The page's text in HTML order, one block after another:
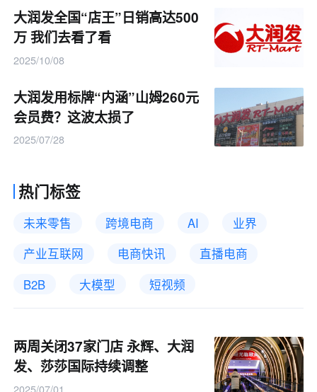
大润发全国“店王”日销高达500
万 我们去看了看
2025/10/08
大润发用标牌“内涵”山姆260元
会员费？这波太损了
2025/07/28
热门标签
未来零售 跨境电商 AI
业界
产业互联网
电商快讯
直播电商
B2B
大模型 短视频
两周关闭37家门店 永辉、大润
发、莎莎国际持续调整
2025/07/01